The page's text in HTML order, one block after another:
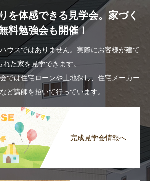
を体感できる見学会。家づく
料勉強会も開催！
ウスではありません。実際にお客様が建て
れた家を見学できます。
では住宅ローンや土地探し、住宅メーカー
ど講師を招いて行っています。
完成見学会情報へ